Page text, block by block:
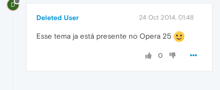
D
Deleted User 24 Oct 2014, 01:48
Esse tema ja está presente no Opera 25
0